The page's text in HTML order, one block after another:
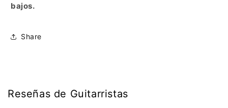
bajos.
Share
Reseñas de Guitarristas